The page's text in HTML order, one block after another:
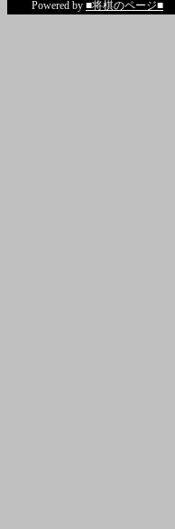
Powered by ■将棋のページ■